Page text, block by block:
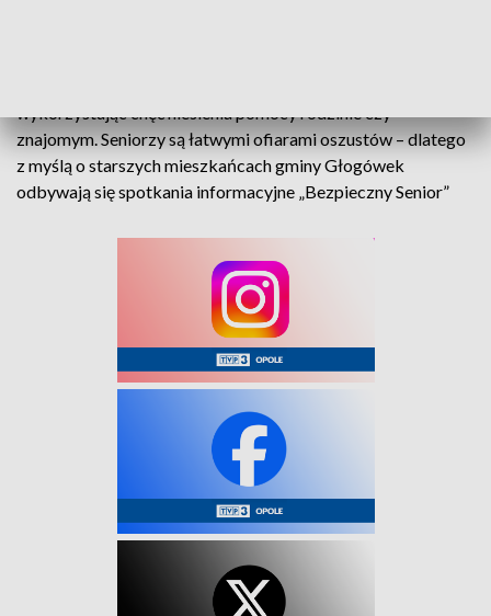
wykorzystując chęć niesienia pomocy rodzinie czy
znajomym. Seniorzy są łatwymi ofiarami oszustów – dlatego
z myślą o starszych mieszkańcach gminy Głogówek
odbywają się spotkania informacyjne „Bezpieczny Senior”